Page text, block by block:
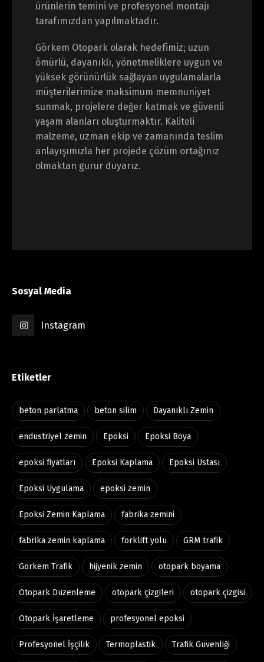
ürünlerin temini ve profesyonel montajı
tarafımızdan yapılmaktadır.
Görkem Otopark olarak hedefimiz; uzun
ömürlü, dayanıklı, yönetmeliklere uygun ve
yüksek görünürlük sağlayan uygulamalarla
müşterilerimize maksimum memnuniyet
sunmak, projelere değer katmak ve güvenli
yaşam alanları oluşturmaktır. Kaliteli
malzeme, uzman ekip ve zamanında teslim
anlayışımızla her projede çözüm ortağınız
olmaktan gurur duyarız.
Sosyal Media
Instagram
Etiketler
beton parlatma beton silim Dayanıklı Zemin
endüstriyel zemin Epoksi Epoksi Boya
epoksi fiyatları Epoksi Kaplama Epoksi Ustası
Epoksi Uygulama epoksi zemin
Epoksi Zemin Kaplama fabrika zemini
fabrika zemin kaplama forklift yolu GRM trafik
Görkem Trafik hijyenik zemin otopark boyama
Otopark Düzenleme otopark çizgileri otopark çizgisi
Otopark İşaretleme profesyonel epoksi
Profesyonel İşçilik Termoplastik Trafik Güvenliği